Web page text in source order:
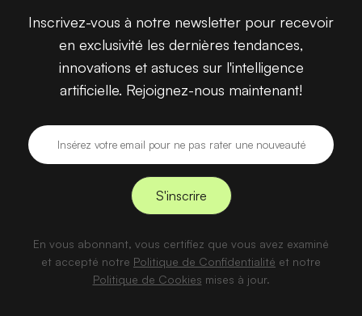
Inscrivez-vous à notre newsletter pour recevoir
en exclusivité les dernières tendances,
innovations et astuces sur l'intelligence
artificielle. Rejoignez-nous maintenant!
En vous abonnant, vous certifiez que vous avez examiné
et accepté notre Politique de Confidentialité et notre
Politique de Cookies mises à jour.